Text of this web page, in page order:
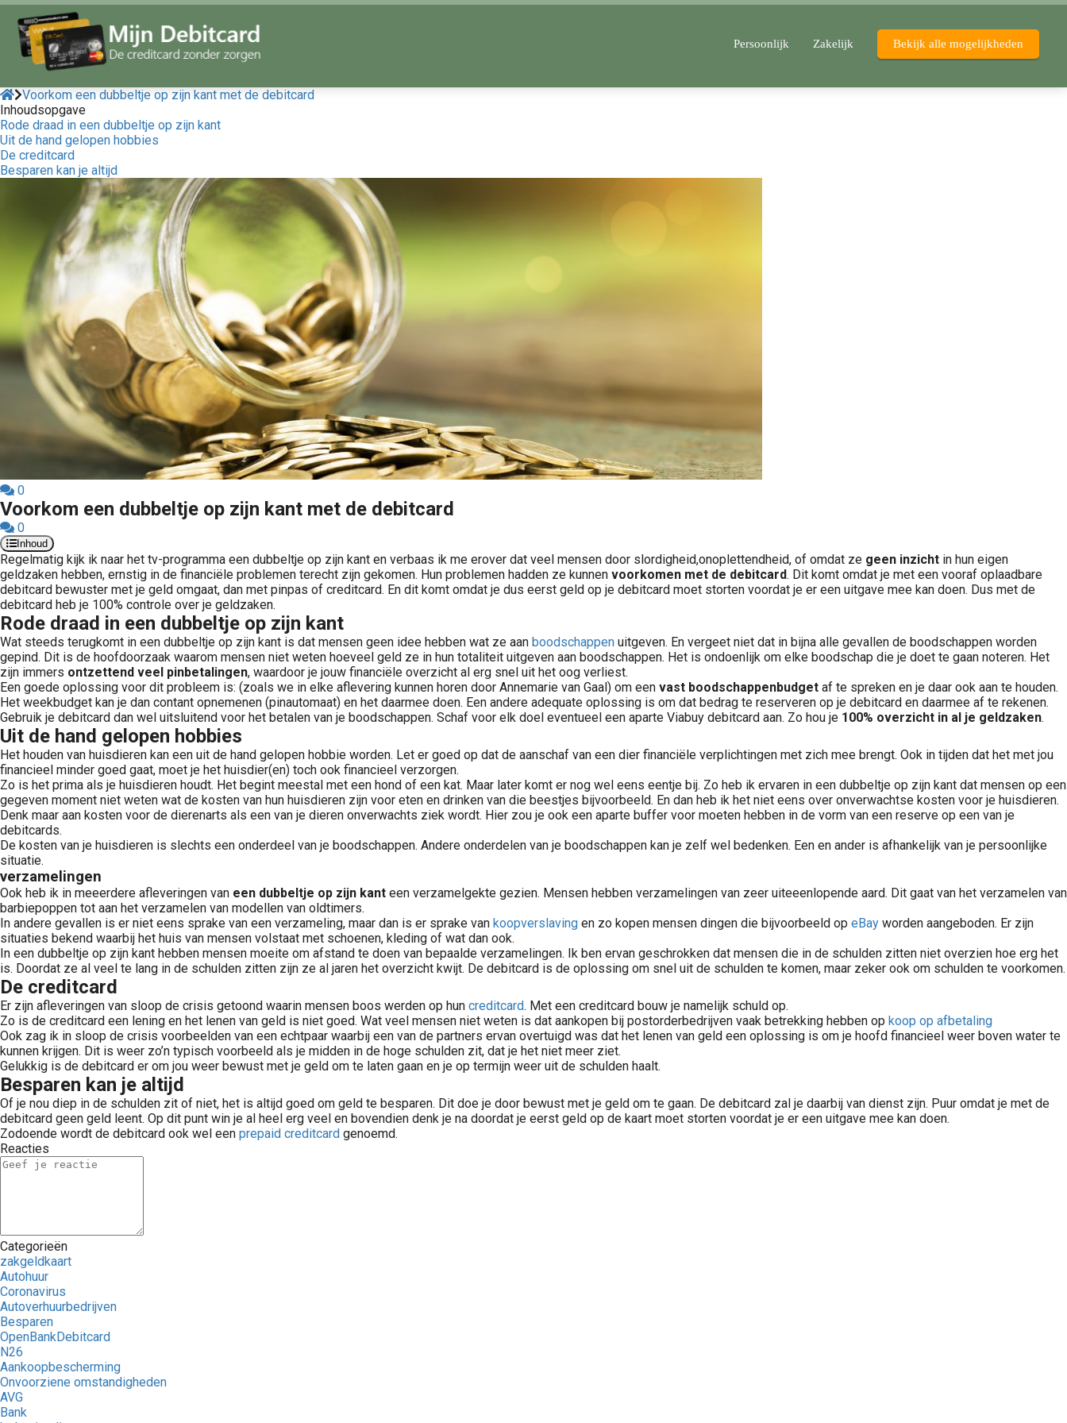
Persoonlijk Zakelijk Bekijk alle mogelijkheden
Voorkom een dubbeltje op zijn kant met de debitcard
Inhoudsopgave
Rode draad in een dubbeltje op zijn kant
Uit de hand gelopen hobbies
De creditcard
Besparen kan je altijd
0
Voorkom een dubbeltje op zijn kant met de debitcard
0
Inhoud
Regelmatig kijk ik naar het tv-programma een dubbeltje op zijn kant en verbaas ik me erover dat veel mensen door slordigheid,onoplettendheid, of omdat ze geen inzicht in hun eigen
geldzaken hebben, ernstig in de financiële problemen terecht zijn gekomen. Hun problemen hadden ze kunnen voorkomen met de debitcard. Dit komt omdat je met een vooraf oplaadbare
debitcard bewuster met je geld omgaat, dan met pinpas of creditcard. En dit komt omdat je dus eerst geld op je debitcard moet storten voordat je er een uitgave mee kan doen. Dus met de
debitcard heb je 100% controle over je geldzaken.
Rode draad in een dubbeltje op zijn kant
Wat steeds terugkomt in een dubbeltje op zijn kant is dat mensen geen idee hebben wat ze aan boodschappen uitgeven. En vergeet niet dat in bijna alle gevallen de boodschappen worden
gepind. Dit is de hoofdoorzaak waarom mensen niet weten hoeveel geld ze in hun totaliteit uitgeven aan boodschappen. Het is ondoenlijk om elke boodschap die je doet te gaan noteren. Het
zijn immers ontzettend veel pinbetalingen, waardoor je jouw financiële overzicht al erg snel uit het oog verliest.
Een goede oplossing voor dit probleem is: (zoals we in elke aflevering kunnen horen door Annemarie van Gaal) om een vast boodschappenbudget af te spreken en je daar ook aan te houden.
Het weekbudget kan je dan contant opnemenen (pinautomaat) en het daarmee doen. Een andere adequate oplossing is om dat bedrag te reserveren op je debitcard en daarmee af te rekenen.
Gebruik je debitcard dan wel uitsluitend voor het betalen van je boodschappen. Schaf voor elk doel eventueel een aparte Viabuy debitcard aan. Zo hou je 100% overzicht in al je geldzaken.
Uit de hand gelopen hobbies
Het houden van huisdieren kan een uit de hand gelopen hobbie worden. Let er goed op dat de aanschaf van een dier financiële verplichtingen met zich mee brengt. Ook in tijden dat het met jou
financieel minder goed gaat, moet je het huisdier(en) toch ook financieel verzorgen.
Zo is het prima als je huisdieren houdt. Het begint meestal met een hond of een kat. Maar later komt er nog wel eens eentje bij. Zo heb ik ervaren in een dubbeltje op zijn kant dat mensen op een
gegeven moment niet weten wat de kosten van hun huisdieren zijn voor eten en drinken van die beestjes bijvoorbeeld. En dan heb ik het niet eens over onverwachtse kosten voor je huisdieren.
Denk maar aan kosten voor de dierenarts als een van je dieren onverwachts ziek wordt. Hier zou je ook een aparte buffer voor moeten hebben in de vorm van een reserve op een van je
debitcards.
De kosten van je huisdieren is slechts een onderdeel van je boodschappen. Andere onderdelen van je boodschappen kan je zelf wel bedenken. Een en ander is afhankelijk van je persoonlijke
situatie.
verzamelingen
Ook heb ik in meeerdere afleveringen van een dubbeltje op zijn kant een verzamelgekte gezien. Mensen hebben verzamelingen van zeer uiteeenlopende aard. Dit gaat van het verzamelen van
barbiepoppen tot aan het verzamelen van modellen van oldtimers.
In andere gevallen is er niet eens sprake van een verzameling, maar dan is er sprake van koopverslaving en zo kopen mensen dingen die bijvoorbeeld op eBay worden aangeboden. Er zijn
situaties bekend waarbij het huis van mensen volstaat met schoenen, kleding of wat dan ook.
In een dubbeltje op zijn kant hebben mensen moeite om afstand te doen van bepaalde verzamelingen. Ik ben ervan geschrokken dat mensen die in de schulden zitten niet overzien hoe erg het
is. Doordat ze al veel te lang in de schulden zitten zijn ze al jaren het overzicht kwijt. De debitcard is de oplossing om snel uit de schulden te komen, maar zeker ook om schulden te voorkomen.
De creditcard
Er zijn afleveringen van sloop de crisis getoond waarin mensen boos werden op hun creditcard. Met een creditcard bouw je namelijk schuld op.
Zo is de creditcard een lening en het lenen van geld is niet goed. Wat veel mensen niet weten is dat aankopen bij postorderbedrijven vaak betrekking hebben op koop op afbetaling
Ook zag ik in sloop de crisis voorbeelden van een echtpaar waarbij een van de partners ervan overtuigd was dat het lenen van geld een oplossing is om je hoofd financieel weer boven water te
kunnen krijgen. Dit is weer zo’n typisch voorbeeld als je midden in de hoge schulden zit, dat je het niet meer ziet.
Gelukkig is de debitcard er om jou weer bewust met je geld om te laten gaan en je op termijn weer uit de schulden haalt.
Besparen kan je altijd
Of je nou diep in de schulden zit of niet, het is altijd goed om geld te besparen. Dit doe je door bewust met je geld om te gaan. De debitcard zal je daarbij van dienst zijn. Puur omdat je met de
debitcard geen geld leent. Op dit punt win je al heel erg veel en bovendien denk je na doordat je eerst geld op de kaart moet storten voordat je er een uitgave mee kan doen.
Zodoende wordt de debitcard ook wel een prepaid creditcard genoemd.
Reacties
Categorieën
zakgeldkaart
Autohuur
Coronavirus
Autoverhuurbedrijven
Besparen
OpenBankDebitcard
N26
Aankoopbescherming
Onvoorziene omstandigheden
AVG
Bank